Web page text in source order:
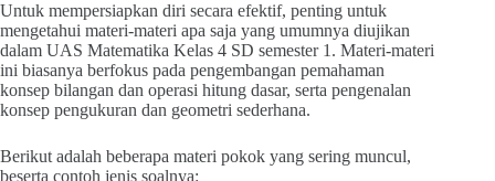
Untuk mempersiapkan diri secara efektif, penting untuk
mengetahui materi-materi apa saja yang umumnya diujikan
dalam UAS Matematika Kelas 4 SD semester 1. Materi-materi
ini biasanya berfokus pada pengembangan pemahaman
konsep bilangan dan operasi hitung dasar, serta pengenalan
konsep pengukuran dan geometri sederhana.
Berikut adalah beberapa materi pokok yang sering muncul,
beserta contoh jenis soalnya: